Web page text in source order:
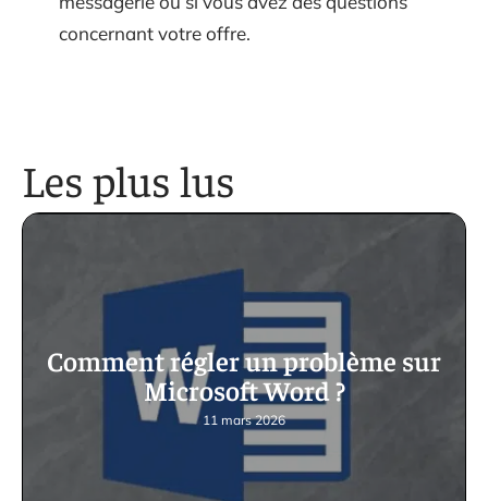
concernant votre offre.
Les plus lus
Comment régler un problème sur
Microsoft Word ?
11 mars 2026